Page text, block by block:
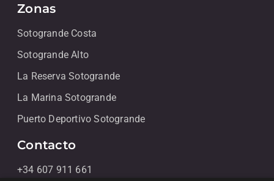
Zonas
Sotogrande Costa
Sotogrande Alto
La Reserva Sotogrande
La Marina Sotogrande
Puerto Deportivo Sotogrande
Contacto
+34 607 911 661